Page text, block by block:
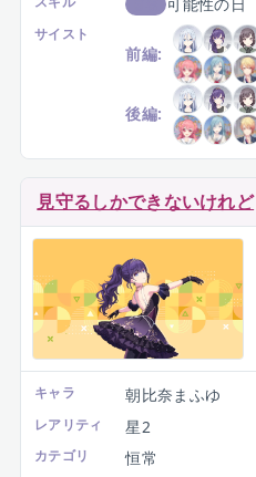
可能性の日
サイスト
前編:
後編:
見守るしかできないけれど
キャラ 朝比奈まふゆ
レアリティ 星2
カテゴリ 恒常